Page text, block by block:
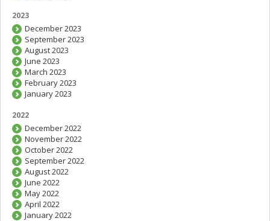
2023
December 2023
September 2023
August 2023
June 2023
March 2023
February 2023
January 2023
2022
December 2022
November 2022
October 2022
September 2022
August 2022
June 2022
May 2022
April 2022
January 2022